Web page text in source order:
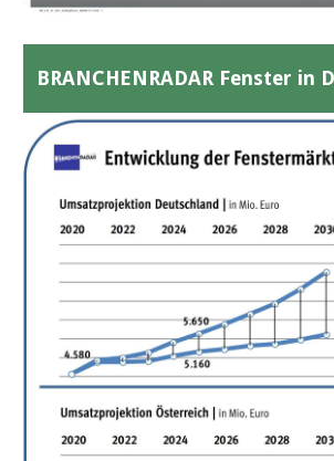
BRANCHENRADAR Fenster in